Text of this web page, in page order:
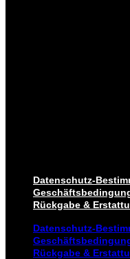
Datenschutz-
Rückgabe &
Datenschutz-
Rückgabe &